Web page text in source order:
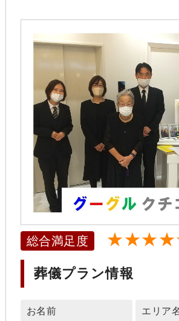
総合満足度
葬儀プラン情報
お名前
エリア